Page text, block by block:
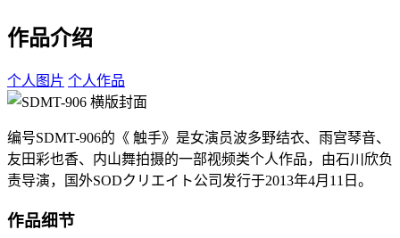
作品介绍
个人图片 个人作品
编号SDMT-906的《 触手》是女演员波多野结衣、雨宫琴音、
友田彩也香、内山舞拍摄的一部视频类个人作品，由石川欣负
责导演，国外SODクリエイト公司发行于2013年4月11日。
作品细节